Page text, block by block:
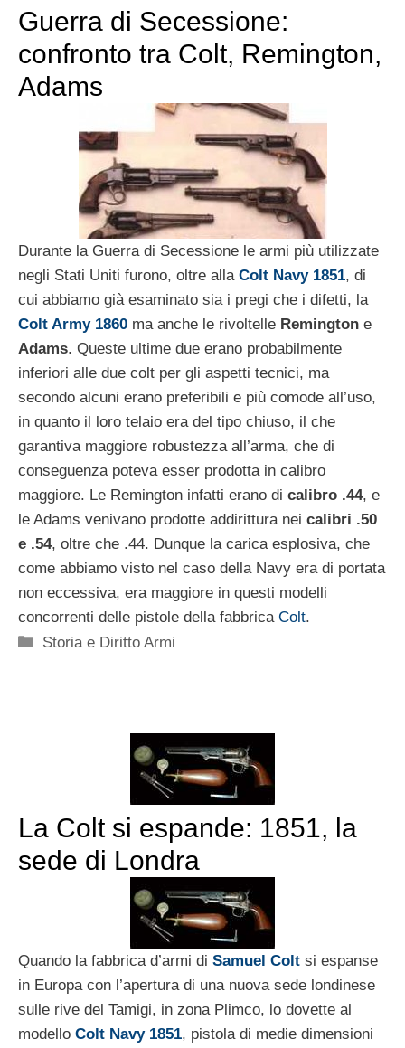
Guerra di Secessione:
confronto tra Colt, Remington,
Adams
Durante la Guerra di Secessione le armi più utilizzate
negli Stati Uniti furono, oltre alla Colt Navy 1851, di
cui abbiamo già esaminato sia i pregi che i difetti, la
Colt Army 1860 ma anche le rivoltelle Remington e
Adams. Queste ultime due erano probabilmente
inferiori alle due colt per gli aspetti tecnici, ma
secondo alcuni erano preferibili e più comode all’uso,
in quanto il loro telaio era del tipo chiuso, il che
garantiva maggiore robustezza all’arma, che di
conseguenza poteva esser prodotta in calibro
maggiore. Le Remington infatti erano di calibro .44, e
le Adams venivano prodotte addirittura nei calibri .50
e .54, oltre che .44. Dunque la carica esplosiva, che
come abbiamo visto nel caso della Navy era di portata
non eccessiva, era maggiore in questi modelli
concorrenti delle pistole della fabbrica Colt.
Categorie
Storia e Diritto Armi
La Colt si espande: 1851, la
sede di Londra
Quando la fabbrica d’armi di Samuel Colt si espanse
in Europa con l’apertura di una nuova sede londinese
sulle rive del Tamigi, in zona Plimco, lo dovette al
modello Colt Navy 1851, pistola di medie dimensioni